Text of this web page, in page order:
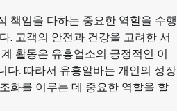
책임을 다하는 중요한 역할을 수행
. 고객의 안전과 건강을 고려한 서
활동은 유흥업소의 긍정적인 이
다. 따라서 유흥알바는 개인의 성장
화를 이루는 데 중요한 역할을 할